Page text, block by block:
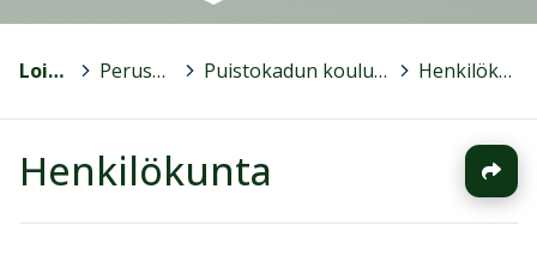
Loimaa > Peruskoulut > Puistokadun koulu, luokat 7-9 > Henkilökunta
Henkilökunta